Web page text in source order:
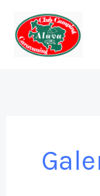
contenido